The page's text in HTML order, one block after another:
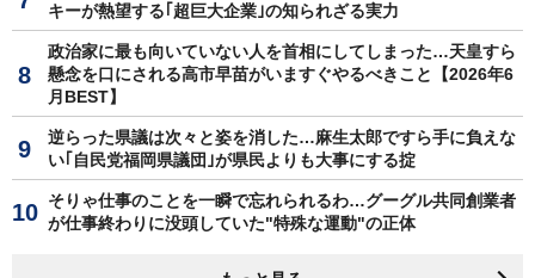
キーが熱望する｢超巨大企業｣の知られざる実力
政治家に最も向いていない人を首相にしてしまった…天皇すら
懸念を口にされる高市早苗がいますぐやるべきこと【2026年6
月BEST】
逆らった県議は次々と姿を消した…麻生太郎ですら手に負えな
い｢自民党福岡県議団｣が県民よりも大事にする掟
そりゃ仕事のことを一瞬で忘れられるわ…グーグル共同創業者
が仕事終わりに没頭していた"特殊な運動"の正体